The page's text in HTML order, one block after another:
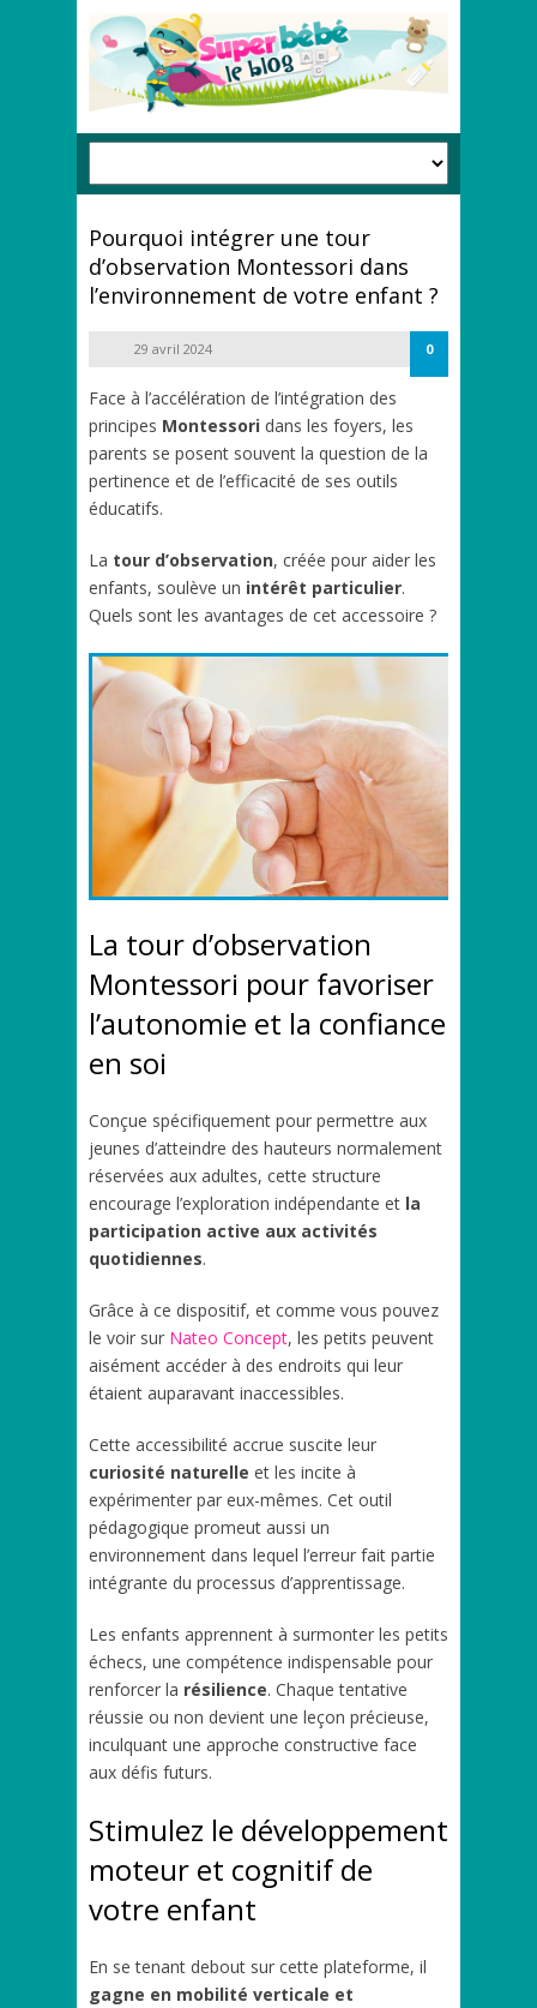
Pourquoi intégrer une tour
d’observation Montessori dans
l’environnement de votre enfant ?
29 avril 2024 0
Face à l’accélération de l’intégration des
principes Montessori dans les foyers, les
parents se posent souvent la question de la
pertinence et de l’efficacité de ses outils
éducatifs.
La tour d’observation, créée pour aider les
enfants, soulève un intérêt particulier.
Quels sont les avantages de cet accessoire ?
La tour d’observation
Montessori pour favoriser
l’autonomie et la confiance
en soi
Conçue spécifiquement pour permettre aux
jeunes d’atteindre des hauteurs normalement
réservées aux adultes, cette structure
encourage l’exploration indépendante et la
participation active aux activités
quotidiennes.
Grâce à ce dispositif, et comme vous pouvez
le voir sur Nateo Concept, les petits peuvent
aisément accéder à des endroits qui leur
étaient auparavant inaccessibles.
Cette accessibilité accrue suscite leur
curiosité naturelle et les incite à
expérimenter par eux-mêmes. Cet outil
pédagogique promeut aussi un
environnement dans lequel l’erreur fait partie
intégrante du processus d’apprentissage.
Les enfants apprennent à surmonter les petits
échecs, une compétence indispensable pour
renforcer la résilience. Chaque tentative
réussie ou non devient une leçon précieuse,
inculquant une approche constructive face
aux défis futurs.
Stimulez le développement
moteur et cognitif de
votre enfant
En se tenant debout sur cette plateforme, il
gagne en mobilité verticale et